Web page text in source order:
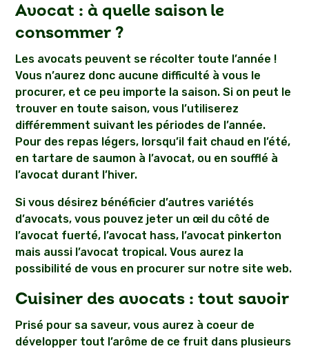
Avocat : à quelle saison le
consommer ?
Les avocats peuvent se récolter toute l’année !
Vous n’aurez donc aucune difficulté à vous le
procurer, et ce peu importe la saison. Si on peut le
trouver en toute saison, vous l’utiliserez
différemment suivant les périodes de l’année.
Pour des repas légers, lorsqu’il fait chaud en l’été,
en tartare de saumon à l’avocat, ou en soufflé à
l’avocat durant l’hiver.
Si vous désirez bénéficier d’autres variétés
d’avocats, vous pouvez jeter un œil du côté de
l’avocat fuerté, l’avocat hass, l’avocat pinkerton
mais aussi l’avocat tropical. Vous aurez la
possibilité de vous en procurer sur notre site web.
Cuisiner des avocats : tout savoir
Prisé pour sa saveur, vous aurez à coeur de
développer tout l’arôme de ce fruit dans plusieurs